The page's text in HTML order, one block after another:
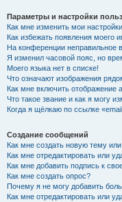
Параметры и настройки
Как мне изменить мои
Как избежать появления моего
На конференции неправильное
Я изменил часовой пояс, но
Моего языка нет в списке!
Что означают изображения
Как мне включить отображение
Что такое звание и как я могу
Когда я щёлкаю по ссылке
Создание сообщений
Как мне создать новую тему
Как мне отредактировать или
Как мне добавить подпись к
Как мне создать опрос?
Почему я не могу добавить
Как мне отредактировать или